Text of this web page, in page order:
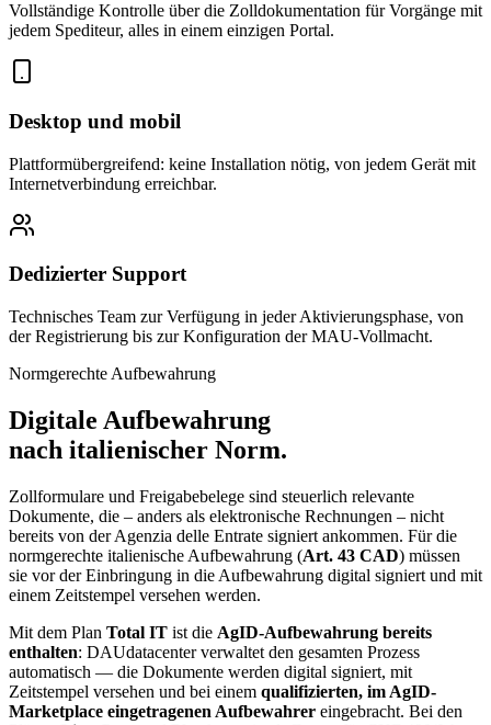
Vollständige Kontrolle über die Zolldokumentation für Vorgänge mit
jedem Spediteur, alles in einem einzigen Portal.
Desktop und mobil
Plattformübergreifend: keine Installation nötig, von jedem Gerät mit
Internetverbindung erreichbar.
Dedizierter Support
Technisches Team zur Verfügung in jeder Aktivierungsphase, von
der Registrierung bis zur Konfiguration der MAU-Vollmacht.
Normgerechte Aufbewahrung
Digitale Aufbewahrung
nach italienischer Norm.
Zollformulare und Freigabebelege sind steuerlich relevante
Dokumente, die – anders als elektronische Rechnungen – nicht
bereits von der Agenzia delle Entrate signiert ankommen. Für die
normgerechte italienische Aufbewahrung (Art. 43 CAD) müssen
sie vor der Einbringung in die Aufbewahrung digital signiert und mit
einem Zeitstempel versehen werden.
Mit dem Plan Total IT ist die AgID-Aufbewahrung bereits
enthalten: DAUdatacenter verwaltet den gesamten Prozess
automatisch — die Dokumente werden digital signiert, mit
Zeitstempel versehen und bei einem qualifizierten, im AgID-
Marketplace eingetragenen Aufbewahrer eingebracht. Bei den